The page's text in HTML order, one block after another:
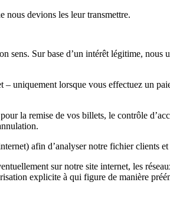
nous devions les leur transmettre.
Sur base d’un intérêt légitime,
uniquement lorsque vous effectuez un
la remise de vos billets, le contrôle
afin d’analyser notre fichier clients et
sur notre site internet, les
explicite à qui figure de manière